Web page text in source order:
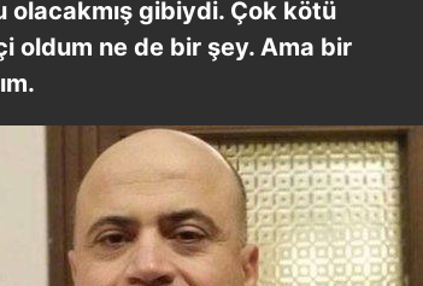
çerezlerle ilgili bilgi almak için lütfentıklayınız
gibiydi. Çok kötü
oldum ne de bir şey. Ama bir